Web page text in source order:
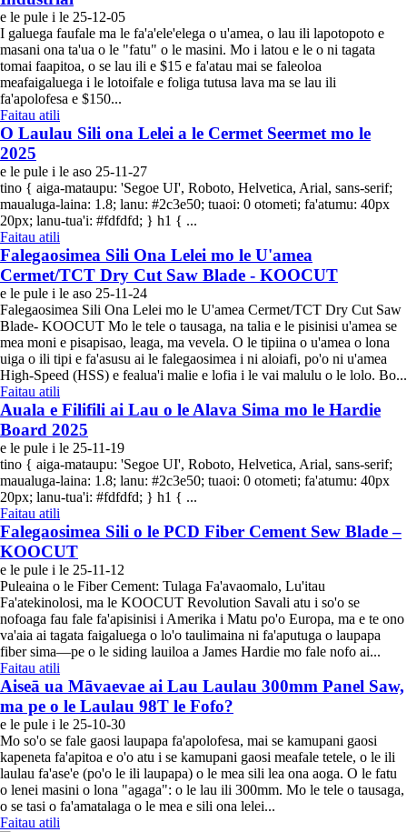
e le pule i le 25-12-05
I galuega faufale ma le fa'a'ele'elega o u'amea, o lau ili lapotopoto e
masani ona ta'ua o le "fatu" o le masini. Mo i latou e le o ni tagata
tomai faapitoa, o se lau ili e $15 e fa'atau mai se faleoloa
meafaigaluega i le lotoifale e foliga tutusa lava ma se lau ili
fa'apolofesa e $150...
Faitau atili
O Laulau Sili ona Lelei a le Cermet Seermet mo le
2025
e le pule i le aso 25-11-27
tino { aiga-mataupu: 'Segoe UI', Roboto, Helvetica, Arial, sans-serif;
maualuga-laina: 1.8; lanu: #2c3e50; tuaoi: 0 otometi; fa'atumu: 40px
20px; lanu-tua'i: #fdfdfd; } h1 { ...
Faitau atili
Falegaosimea Sili Ona Lelei mo le U'amea
Cermet/TCT Dry Cut Saw Blade - KOOCUT
e le pule i le aso 25-11-24
Falegaosimea Sili Ona Lelei mo le U'amea Cermet/TCT Dry Cut Saw
Blade- KOOCUT Mo le tele o tausaga, na talia e le pisinisi u'amea se
mea moni e pisapisao, leaga, ma vevela. O le tipiina o u'amea o lona
uiga o ili tipi e fa'asusu ai le falegaosimea i ni aloiafi, po'o ni u'amea
High-Speed ​​​​(HSS) e fealua'i malie e lofia i le vai malulu o le lolo. Bo...
Faitau atili
Auala e Filifili ai Lau o le Alava Sima mo le Hardie
Board 2025
e le pule i le 25-11-19
tino { aiga-mataupu: 'Segoe UI', Roboto, Helvetica, Arial, sans-serif;
maualuga-laina: 1.8; lanu: #2c3e50; tuaoi: 0 otometi; fa'atumu: 40px
20px; lanu-tua'i: #fdfdfd; } h1 { ...
Faitau atili
Falegaosimea Sili o le PCD Fiber Cement Sew Blade –
KOOCUT
e le pule i le 25-11-12
Puleaina o le Fiber Cement: Tulaga Fa'avaomalo, Lu'itau
Fa'atekinolosi, ma le KOOCUT Revolution Savali atu i so'o se
nofoaga fau fale fa'apisinisi i Amerika i Matu po'o Europa, ma e te ono
va'aia ai tagata faigaluega o lo'o taulimaina ni fa'aputuga o laupapa
fiber sima—pe o le siding lauiloa a James Hardie mo fale nofo ai...
Faitau atili
Aiseā ua Māvaevae ai Lau Laulau 300mm Panel Saw,
ma pe o le Laulau 98T le Fofo?
e le pule i le 25-10-30
Mo so'o se fale gaosi laupapa fa'apolofesa, mai se kamupani gaosi
kapeneta fa'apitoa e o'o atu i se kamupani gaosi meafale tetele, o le ili
laulau fa'ase'e (po'o le ili laupapa) o le mea sili lea ona aoga. O le fatu
o lenei masini o lona "agaga": o le lau ili 300mm. Mo le tele o tausaga,
o se tasi o fa'amatalaga o le mea e sili ona lelei...
Faitau atili